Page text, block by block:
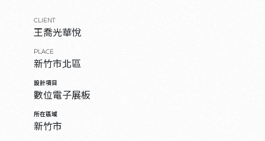
CLIENT
王喬光華悅
PLACE
新竹市北區
設計項目
數位電子展板
所在區域
新竹市